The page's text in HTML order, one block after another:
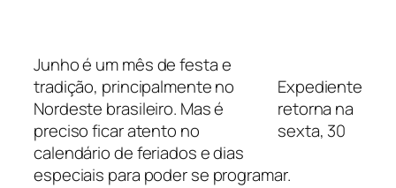
Expediente
retorna na
sexta, 30
Junho é um mês de festa e
tradição, principalmente no
Nordeste brasileiro. Mas é
preciso ficar atento no
calendário de feriados e dias
especiais para poder se programar.